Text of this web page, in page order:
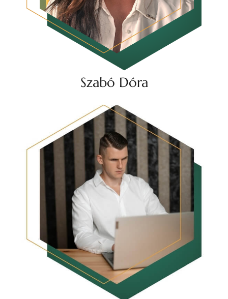
Szabó Dóra